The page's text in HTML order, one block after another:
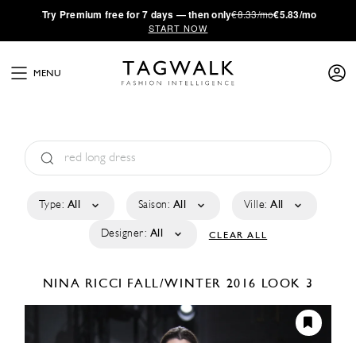
·Try Premium free for 7 days — then only€8.33/mo€5.83/mo
START NOW
MENU
Type: All Saison: All Ville: All
Designer: All CLEAR ALL
NINA RICCI FALL/WINTER 2016 LOOK 3